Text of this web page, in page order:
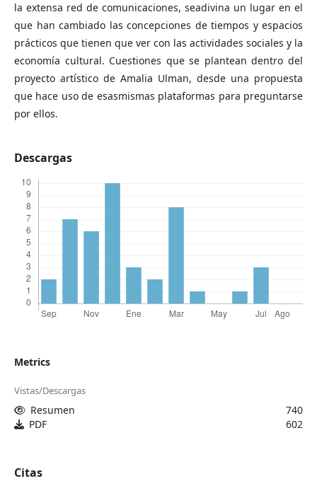
la extensa red de comunicaciones, seadivina un lugar en el
que han cambiado las concepciones de tiempos y espacios
prácticos que tienen que ver con las actividades sociales y la
economía cultural. Cuestiones que se plantean dentro del
proyecto artístico de Amalia Ulman, desde una propuesta
que hace uso de esasmismas plataformas para preguntarse
por ellos.
Descargas
Metrics
Vistas/Descargas
Resumen
740
PDF
602
Citas